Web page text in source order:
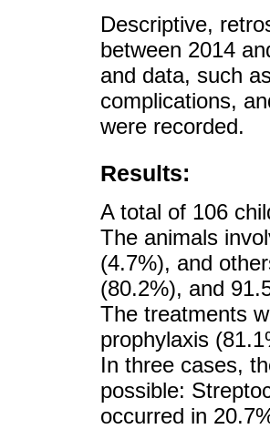
Descriptive,
between 2014
and data, such
complications,
were recorded.
Results:
A total of 106
The animals
(4.7%), and
(80.2%), and
The treatments
prophylaxis
In three cases,
possible:
occurred in